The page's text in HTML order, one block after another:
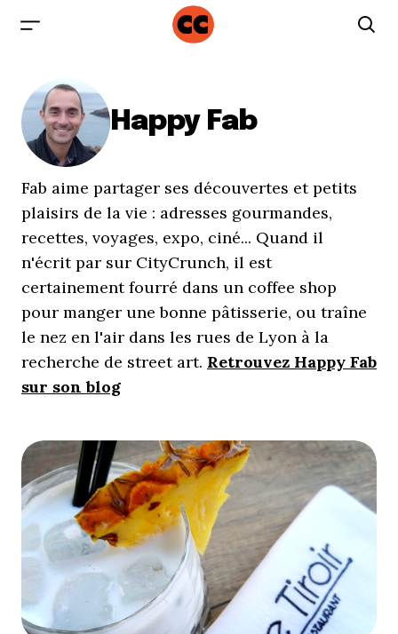
Happy Fab
Fab aime partager ses découvertes et petits
plaisirs de la vie : adresses gourmandes,
recettes, voyages, expo, ciné... Quand il
n'écrit par sur CityCrunch, il est
certainement fourré dans un coffee shop
pour manger une bonne pâtisserie, ou traîne
le nez en l'air dans les rues de Lyon à la
recherche de street art. Retrouvez Happy Fab
sur son blog